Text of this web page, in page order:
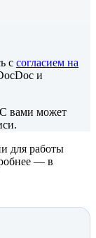
с согласием на
и
С вами может
для работы
— в